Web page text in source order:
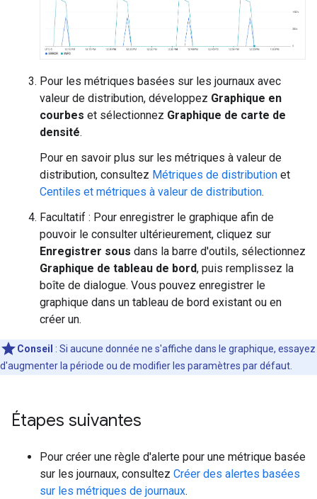
Pour les métriques basées sur les journaux avec
valeur de distribution, développez Graphique en
courbes et sélectionnez Graphique de carte de
densité.
Pour en savoir plus sur les métriques à valeur de
distribution, consultez Métriques de distribution et
Centiles et métriques à valeur de distribution.
Facultatif : Pour enregistrer le graphique afin de
pouvoir le consulter ultérieurement, cliquez sur
Enregistrer sous dans la barre d'outils, sélectionnez
Graphique de tableau de bord, puis remplissez la
boîte de dialogue. Vous pouvez enregistrer le
graphique dans un tableau de bord existant ou en
créer un.
Conseil : Si aucune donnée ne s'affiche dans le graphique, essayez
d'augmenter la période ou de modifier les paramètres par défaut.
Étapes suivantes
Pour créer une règle d'alerte pour une métrique basée
sur les journaux, consultez Créer des alertes basées
sur les métriques de journaux.